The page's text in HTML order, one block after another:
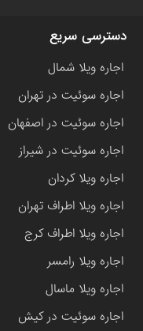
دسترسی سریع
اجاره ویلا شمال
اجاره سوئیت در تهران
اجاره سوئیت در اصفهان
اجاره سوئیت در شیراز
اجاره ویلا کردان
اجاره ویلا اطراف تهران
اجاره ویلا اطراف کرج
اجاره ویلا رامسر
اجاره ویلا ماسال
اجاره سوئیت در کیش